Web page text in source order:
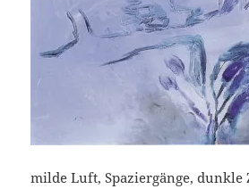
milde Luft, Spaziergänge, dunkle